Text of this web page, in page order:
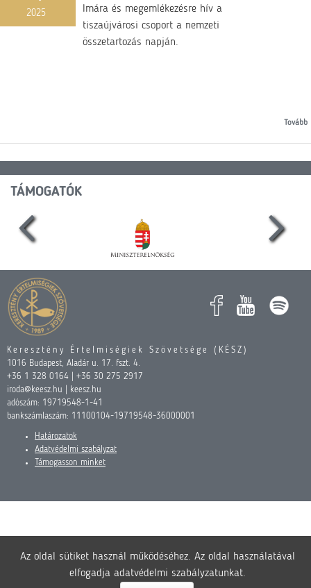
2025
Imára és megemlékezésre hív a
tiszaújvárosi csoport a nemzeti
összetartozás napján.
Tovább
TÁMOGATÓK
Keresztény Értelmiségiek Szövetsége (KÉSZ)
1016 Budapest, Aladár u. 17. fszt. 4.
+36 1 328 0164 | +36 30 275 2917
iroda@keesz.hu | keesz.hu
adószám: 19719548-1-41
bankszámlaszám: 11100104-19719548-36000001
Határozatok
Adatvédelmi szabályzat
Támogasson minket
Az oldal sütiket használ működéséhez. Az oldal használatával
elfogadja adatvédelmi szabályzatunkat.